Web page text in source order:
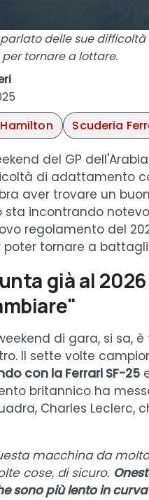
delle sue
tornare a lottare.
Scuderia
del GP
di adattamento
aver trovare un
sta incontrando
regolamento del
tornare a
già al
di gara, si sa,
Il sette volte
con la Ferrari SF-25
britannico ha
Charles Leclerc,
macchina da
cose, di sicuro.
sono più lento in